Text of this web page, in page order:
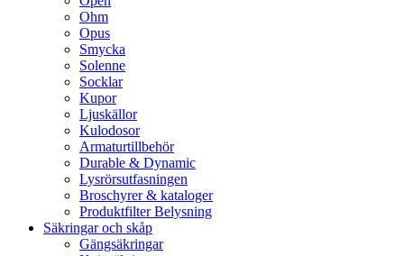
Ohm
Opus
Smycka
Solenne
Socklar
Kupor
Ljuskällor
Kulodosor
Armaturtillbehör
Durable & Dynamic
Lysrörsutfasningen
Broschyrer & kataloger
Produktfilter Belysning
Säkringar och skåp
Gängsäkringar